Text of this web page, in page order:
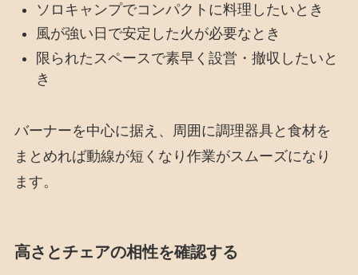
ソロキャンプでコンパクトに料理したいとき
風が強い日で安定した火が必要なとき
限られたスペースで素早く設営・撤収したいと
き
バーナーを中心に据え、周囲に調理器具と食材を
まとめれば動線が短くなり作業がスムーズになり
ます。
高さとチェアの相性を確認する